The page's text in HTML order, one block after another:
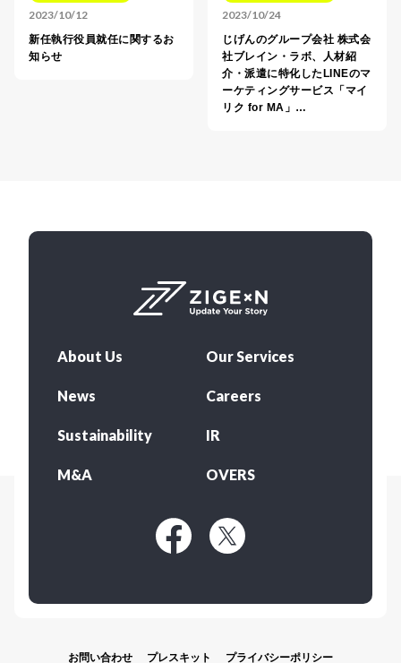
2023/10/12
新任執行役員就任に関するお
知らせ
2023/10/24
じげんのグループ会社 株式会
社ブレイン・ラボ、人材紹
介・派遣に特化したLINEのマ
ーケティングサービス「マイ
リク for MA」…
About Us Our Services
News Careers
Sustainability IR
M&A OVERS
お問い合わせ プレスキット プライバシーポリシー